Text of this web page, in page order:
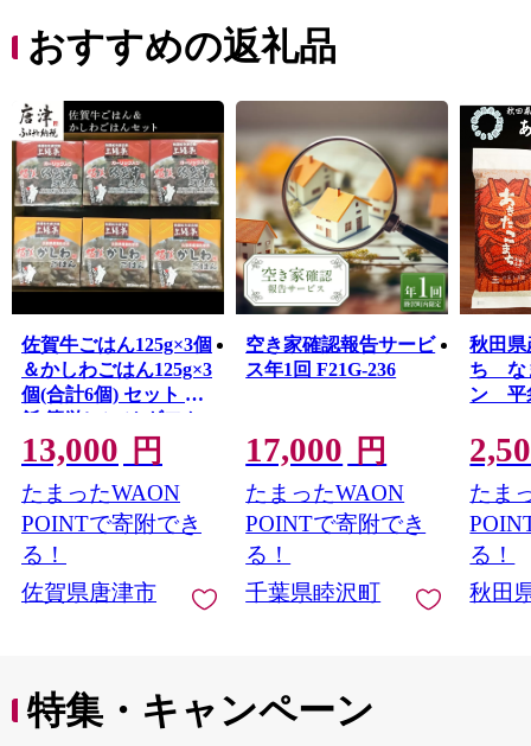
おすすめの返礼品
佐賀牛ごはん125g×3個
＆かしわごはん125g×3
個(合計6個) セット 鶏
飯 簡単レンジ ギフト
お土産 唐津市
13,000 円
たまったWAON
POINTで寄附でき
る！
佐賀県唐津市
空き家確認報告サービ
ス年1回 F21G-236
17,000 円
たまったWAON
POINTで寄附でき
る！
千葉県睦沢町
秋田
ち な
ン 平
たま
る！
秋田
特集・キャンペーン